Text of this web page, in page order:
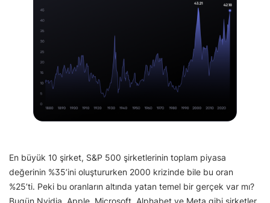
En büyük 10 şirket, S&P 500 şirketlerinin toplam piyasa
değerinin %35’ini oluştururken 2000 krizinde bile bu oran
%25’ti. Peki bu oranların altında yatan temel bir gerçek var mı?
Bugün Nvidia, Apple, Microsoft, Alphabet ve Meta gibi şirketler